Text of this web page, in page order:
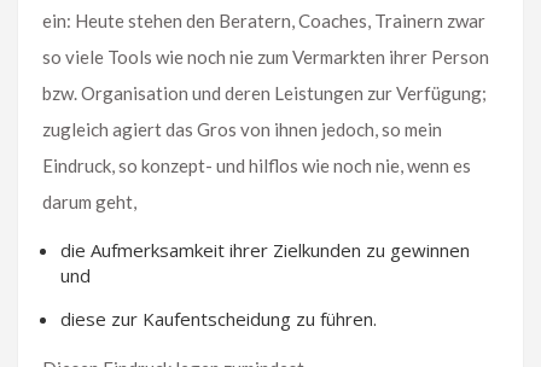
ein: Heute stehen den Beratern, Coaches, Trainern zwar
so viele Tools wie noch nie zum Vermarkten ihrer Person
bzw. Organisation und deren Leistungen zur Verfügung;
zugleich agiert das Gros von ihnen jedoch, so mein
Eindruck, so konzept- und hilflos wie noch nie, wenn es
darum geht,
die Aufmerksamkeit ihrer Zielkunden zu gewinnen
und
diese zur Kaufentscheidung zu führen.